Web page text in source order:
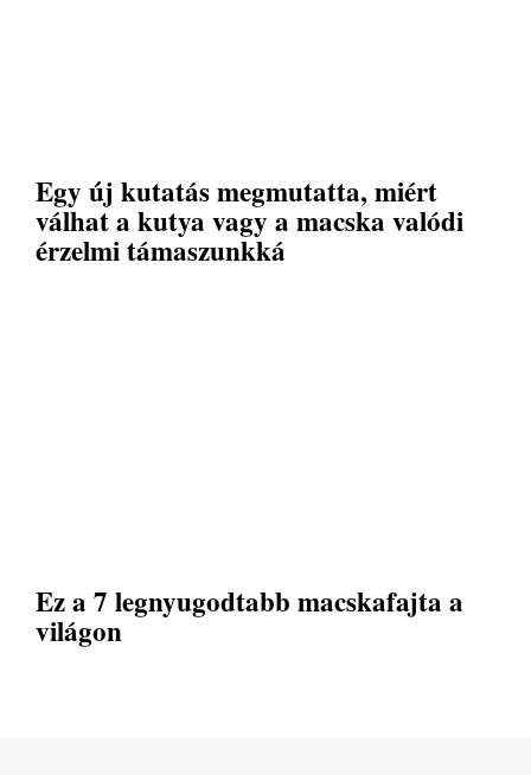
Egy új kutatás megmutatta, miért
válhat a kutya vagy a macska valódi
érzelmi támaszunkká
Ez a 7 legnyugodtabb macskafajta a
világon